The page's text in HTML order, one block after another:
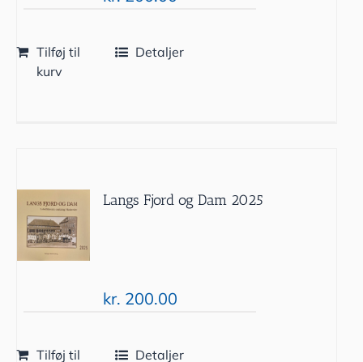
Tilføj til
kurv
Detaljer
Langs Fjord og Dam 2025
kr. 200.00
Tilføj til Detaljer